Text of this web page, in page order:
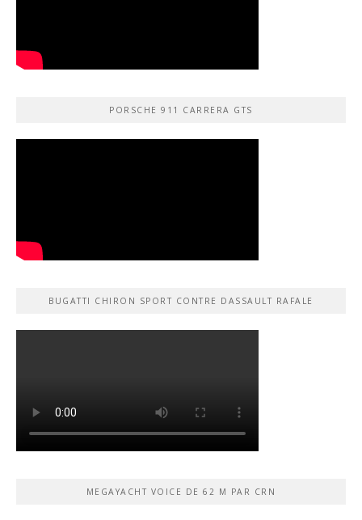
PORSCHE 911 CARRERA GTS
BUGATTI CHIRON SPORT CONTRE DASSAULT RAFALE
MEGAYACHT VOICE DE 62 M PAR CRN